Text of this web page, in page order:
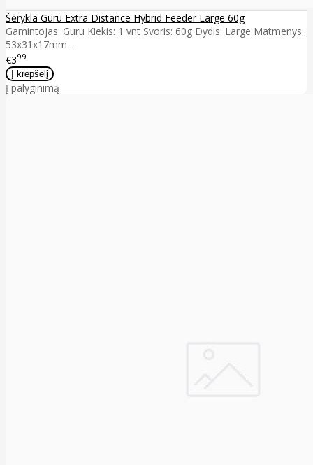
Šėrykla Guru Extra Distance Hybrid Feeder Large 60g
Gamintojas: Guru Kiekis: 1 vnt Svoris: 60g Dydis: Large Matmenys:
53x31x17mm ..
€399
Į palyginimą